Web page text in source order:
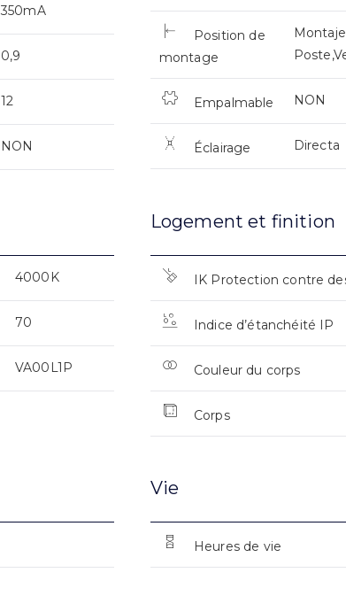
350mA
0,9
12
NON
Position de
montage
Empalmable NON
Éclairage Directa
4000K
70
VA00L1P
Logement et finition
IK Protection contre
Indice d’étanchéité IP
Couleur du corps
Corps
Vie
Heures de vie